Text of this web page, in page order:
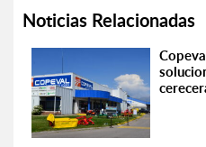
Noticias Relacionadas